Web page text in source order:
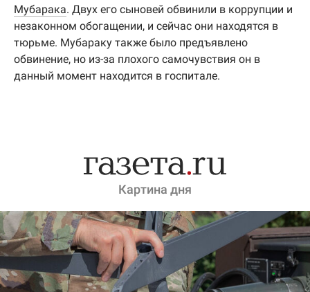
Мубарака. Двух его сыновей обвинили в коррупции и
незаконном обогащении, и сейчас они находятся в
тюрьме. Мубараку также было предъявлено
обвинение, но из-за плохого самочувствия он в
данный момент находится в госпитале.
Картина дня